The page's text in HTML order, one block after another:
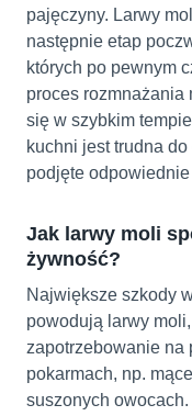
pajęczyny. Larwy
następnie etap
których po pewnym
proces rozmnażania
się w szybkim
kuchni jest trudna
podjęte
Jak larwy moli
żywność?
Największe szkody
powodują larwy
zapotrzebowanie na
pokarmach, np.
suszonych